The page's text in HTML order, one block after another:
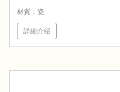
材質：瓷
詳細介紹